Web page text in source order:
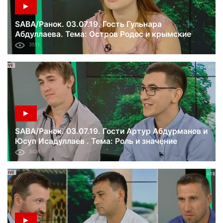
SABA/Ранок. 03.07.19. Гость Гульнара
Абдуллаева. Тема: Остров Родос и крымские
татары.
3511
SABA/Ранок. 03.07.19. Гости Артур Абдурманов и
Юсуп Исадуллаев . Тема: Роль и значение
медицины в Исламе.
3431